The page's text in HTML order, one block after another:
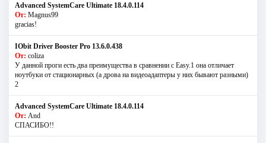
Advanced SystemCare Ultimate 18.4.0.114
От: Magnus99
gracias!
IObit Driver Booster Pro 13.6.0.438
От: coliza
У данной проги есть два преимущества в сравнении с Easy.1 она отличает
ноутбуки от стационарных (а дрова на видеоадаптеры у них бывают разными)
2
Advanced SystemCare Ultimate 18.4.0.114
От: And
СПАСИБО!!